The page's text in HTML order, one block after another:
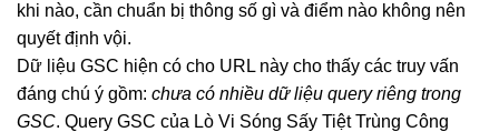
khi nào, cần chuẩn bị thông số gì và điểm nào không nên
quyết định vội.
Dữ liệu GSC hiện có cho URL này cho thấy các truy vấn
đáng chú ý gồm: chưa có nhiều dữ liệu query riêng trong
GSC. Query GSC của Lò Vi Sóng Sấy Tiệt Trùng Công